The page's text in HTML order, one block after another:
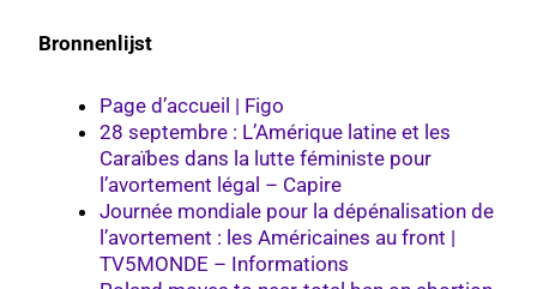
Bronnenlijst
Page d’accueil | Figo
28 septembre : L’Amérique latine et les
Caraïbes dans la lutte féministe pour
l’avortement légal – Capire
Journée mondiale pour la dépénalisation de
l’avortement : les Américaines au front |
TV5MONDE – Informations